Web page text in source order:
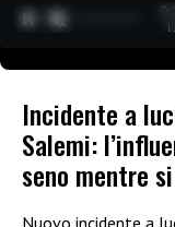
Incidente a
Salemi:
seno mentre